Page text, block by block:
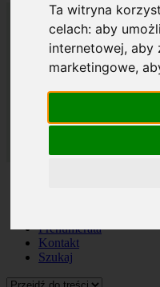
Ta witryna
celach:aby
internetowej,aby
marketingowe,
Prenumerata
Kontakt
Szukaj